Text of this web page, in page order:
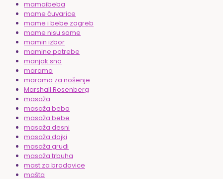
mamaibeba
mame čuvarice
mame i bebe zagreb
mame nisu same
mamin izbor
mamine potrebe
manjak sna
marama
marama za nošenje
Marshall Rosenberg
masaža
masaža beba
masaža bebe
masaža desni
masaža dojki
masaža grudi
masaža trbuha
mast za bradavice
mašta